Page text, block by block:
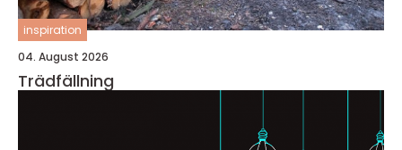
inspiration
04. August 2026
Trädfällning